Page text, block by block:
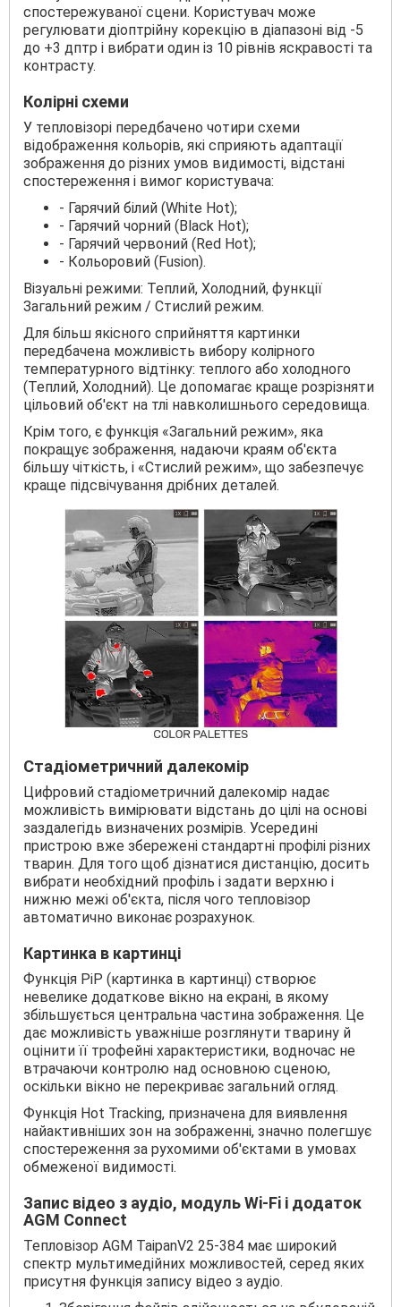
спостережуваної сцени. Користувач може
регулювати діоптрійну корекцію в діапазоні від -5
до +3 дптр і вибрати один із 10 рівнів яскравості та
контрасту.
Колірні схеми
У тепловізорі передбачено чотири схеми
відображення кольорів, які сприяють адаптації
зображення до різних умов видимості, відстані
спостереження і вимог користувача:
- Гарячий білий (White Hot);
- Гарячий чорний (Black Hot);
- Гарячий червоний (Red Hot);
- Кольоровий (Fusion).
Візуальні режими: Теплий, Холодний, функції
Загальний режим / Стислий режим.
Для більш якісного сприйняття картинки
передбачена можливість вибору колірного
температурного відтінку: теплого або холодного
(Теплий, Холодний). Це допомагає краще розрізняти
цільовий об'єкт на тлі навколишнього середовища.
Крім того, є функція «Загальний режим», яка
покращує зображення, надаючи краям об'єкта
більшу чіткість, і «Стислий режим», що забезпечує
краще підсвічування дрібних деталей.
Стадіометричний далекомір
Цифровий стадіометричний далекомір надає
можливість вимірювати відстань до цілі на основі
заздалегідь визначених розмірів. Усередині
пристрою вже збережені стандартні профілі різних
тварин. Для того щоб дізнатися дистанцію, досить
вибрати необхідний профіль і задати верхню і
нижню межі об'єкта, після чого тепловізор
автоматично виконає розрахунок.
Картинка в картинці
Функція PiP (картинка в картинці) створює
невелике додаткове вікно на екрані, в якому
збільшується центральна частина зображення. Це
дає можливість уважніше розглянути тварину й
оцінити її трофейні характеристики, водночас не
втрачаючи контролю над основною сценою,
оскільки вікно не перекриває загальний огляд.
Функція Hot Tracking, призначена для виявлення
найактивніших зон на зображенні, значно полегшує
спостереження за рухомими об'єктами в умовах
обмеженої видимості.
Запис відео з аудіо, модуль Wi-Fi і додаток
AGM Connect
Тепловізор AGM TaipanV2 25-384 має широкий
спектр мультимедійних можливостей, серед яких
присутня функція запису відео з аудіо.